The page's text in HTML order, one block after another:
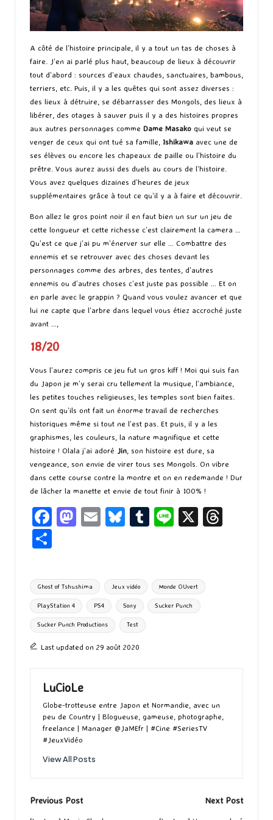
A côté de l’histoire principale, il y a tout un tas de choses à
faire. J’en ai parlé plus haut, beaucoup de lieux à découvrir
tout d’abord : sources d’eaux chaudes, sanctuaires, bambous,
terriers, etc. Puis, il y a les quêtes qui sont assez diverses :
des lieux à détruire, se débarrasser des Mongols, des lieux à
libérer, des otages à sauver puis il y a des histoires propres
aux autres personnages comme Dame Masako qui veut se
venger de ceux qui ont tué sa famille, Ishikawa avec une de
ses élèves ou encore les chapeaux de paille ou l’histoire du
prêtre. Vous aurez aussi des duels au cours de l’histoire.
Vous avez quelques dizaines d’heures de jeux
supplémentaires grâce à tout ce qu’il y a à faire et découvrir.
Bon allez le gros point noir il en faut bien un sur un jeu de
cette longueur et cette richesse c’est clairement la camera …
Qu’est ce que j’ai pu m’énerver sur elle … Combattre des
ennemis et se retrouver avec des choses devant les
personnages comme des arbres, des tentes, d’autres
ennemis ou d’autres choses c’est juste pas possible … Et on
en parle avec le grappin ? Quand vous voulez avancer et que
lui ne capte que l’arbre dans lequel vous étiez accroché juste
avant …,
18/20
Vous l’aurez compris ce jeu fut un gros kiff ! Moi qui suis fan
du Japon je m’y serai cru tellement la musique, l’ambiance,
les petites touches religieuses, les temples sont bien faites.
On sent qu’ils ont fait un énorme travail de recherches
historiques même si tout ne l’est pas. Et puis, il y a les
graphismes, les couleurs, la nature magnifique et cette
histoire ! Olala j’ai adoré Jin , son histoire est dure, sa
vengeance, son envie de virer tous ses Mongols. On vibre
dans cette course contre la montre et on en redemande ! Dur
de lâcher la manette et envie de tout finir à 100% !
Fa
o
o
k
M
d
o
n
E
Bl
ky
T
bl
r
Li X
ta
g
er
Tags:
Ghost of Tshushima Jeux vidéo Monde OUvert
PlayStation 4 PS4 Sony Sucker Punch
Sucker Punch Productions Test
Last updated on 29 août 2020
LuCioLe
Globe-trotteuse entre Japon et Normandie, avec un
peu de Country | Blogueuse, gameuse, photographe,
freelance | Manager @JaMEfr | #Cine #SeriesTV
#JeuxVidéo
View All Posts
Post
Previous Post Next Post